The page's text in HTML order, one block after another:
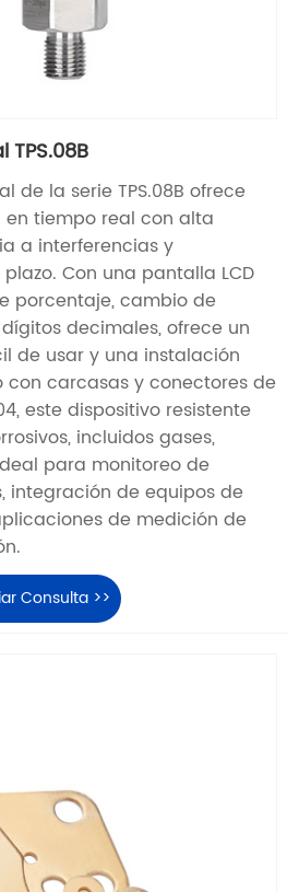
de la serie TPS.08B ofrece
tiempo real con alta
a interferencias y
Con una pantalla LCD
porcentaje, cambio de
decimales, ofrece un
de usar y una instalación
con carcasas y conectores de
este dispositivo resistente
incluidos gases,
para monitoreo de
integración de equipos de
de medición de
Consulta >>